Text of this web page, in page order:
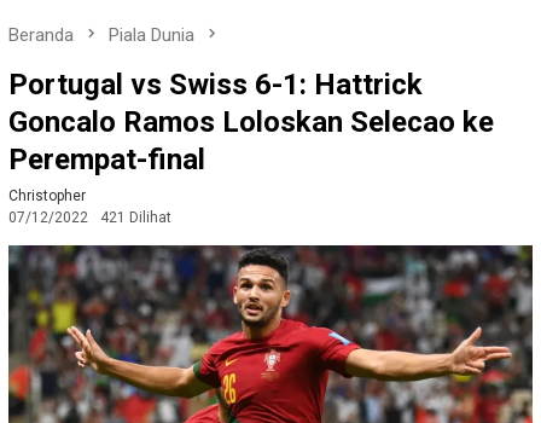
Beranda Piala Dunia
Portugal vs Swiss 6-1: Hattrick
Goncalo Ramos Loloskan Selecao ke
Perempat-final
Christopher
07/12/2022
421 Dilihat